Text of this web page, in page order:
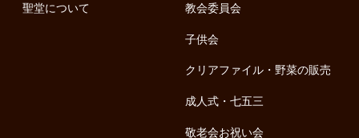
聖堂について 教会委員会
子供会
クリアファイル・野菜の販売
成人式・七五三
敬老会お祝い会